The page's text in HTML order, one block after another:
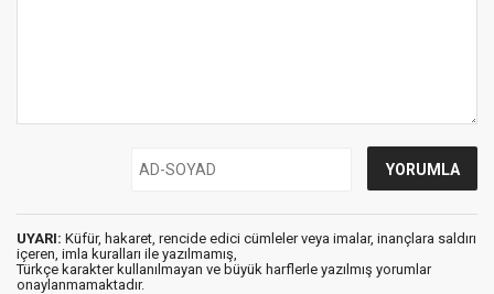
UYARI: Küfür, hakaret, rencide edici cümleler veya imalar, inançlara saldırı
içeren, imla kuralları ile yazılmamış,
Türkçe karakter kullanılmayan ve büyük harflerle yazılmış yorumlar
onaylanmamaktadır.